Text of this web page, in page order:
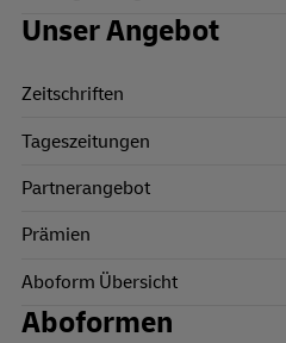
Unser Angebot
Zeitschriften
Tageszeitungen
Partnerangebot
Prämien
Aboform Übersicht
Aboformen